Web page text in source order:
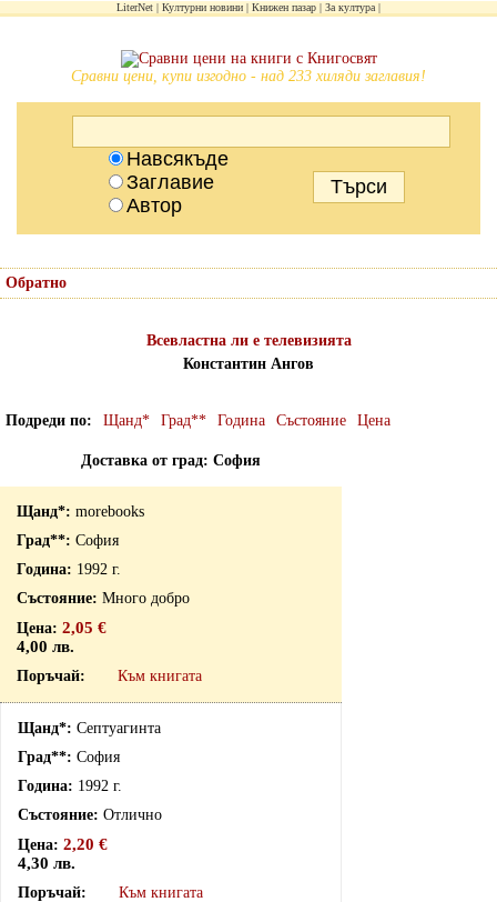
LiterNet Културни новини Книжен пазар За култура
Сравни цени, купи изгодно - над 233 хиляди заглавия!
Навсякъде
Заглавие
Автор
Обратно
Всевластна ли е телевизията
Константин Ангов
Подреди по Щанд* Град** Година Състояние Цена
Доставка от град: София
morebooks
София
1992 г.
Много добро
2,05 €
4,00 лв.
Към книгата
Септуагинта
София
1992 г.
Отлично
2,20 €
4,30 лв.
Към книгата